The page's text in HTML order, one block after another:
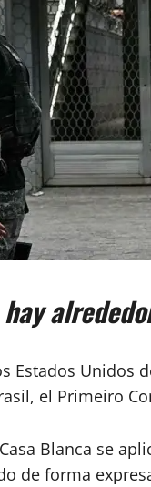
Estados Unidos
el Primeiro
Blanca se
de forma